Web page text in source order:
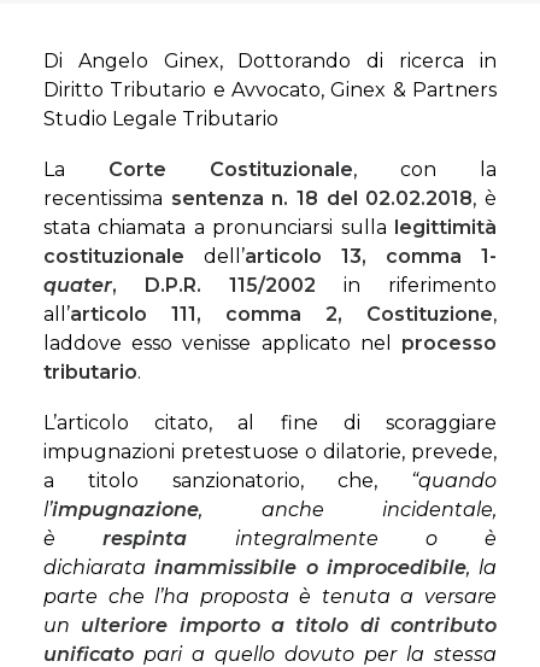
Di Angelo Ginex, Dottorando di ricerca in
Diritto Tributario e Avvocato, Ginex & Partners
Studio Legale Tributario
La Corte Costituzionale, con la
recentissima sentenza n. 18 del 02.02.2018, è
stata chiamata a pronunciarsi sulla legittimità
costituzionale dell’articolo 13, comma 1-
quater, D.P.R. 115/2002 in riferimento
all’articolo 111, comma 2, Costituzione,
laddove esso venisse applicato nel processo
tributario.
L’articolo citato, al fine di scoraggiare
impugnazioni pretestuose o dilatorie, prevede,
a titolo sanzionatorio, che, “quando
l’impugnazione, anche incidentale,
èrespinta integralmente o è
dichiaratainammissibile o improcedibile, la
parte che l’ha proposta è tenuta a versare
un ulteriore importo a titolo di contributo
unificato pari a quello dovuto per la stessa